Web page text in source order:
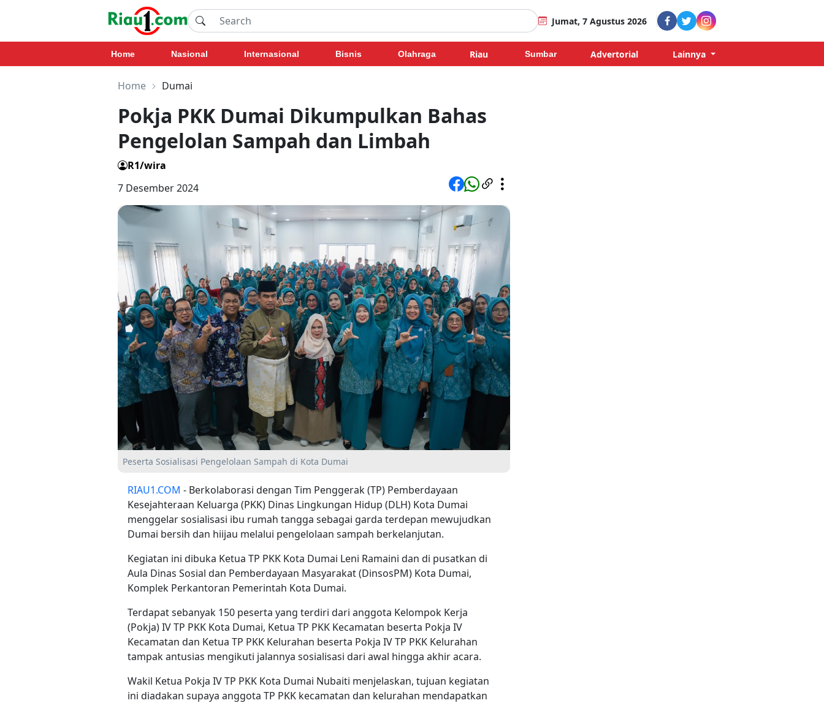
Jumat, 7 Agustus 2026
Home Nasional Internasional Bisnis Olahraga Riau Sumbar Advertorial Lainnya
Home Dumai
Pokja PKK Dumai Dikumpulkan Bahas
Pengelolan Sampah dan Limbah
R1/wira
7 Desember 2024
Peserta Sosialisasi Pengelolaan Sampah di Kota Dumai
RIAU1.COM - Berkolaborasi dengan Tim Penggerak (TP) Pemberdayaan
Kesejahteraan Keluarga (PKK) Dinas Lingkungan Hidup (DLH) Kota Dumai
menggelar sosialisasi ibu rumah tangga sebagai garda terdepan mewujudkan
Dumai bersih dan hiijau melalui pengelolaan sampah berkelanjutan.
Kegiatan ini dibuka Ketua TP PKK Kota Dumai Leni Ramaini dan di pusatkan di
Aula Dinas Sosial dan Pemberdayaan Masyarakat (DinsosPM) Kota Dumai,
Komplek Perkantoran Pemerintah Kota Dumai.
Terdapat sebanyak 150 peserta yang terdiri dari anggota Kelompok Kerja
(Pokja) IV TP PKK Kota Dumai, Ketua TP PKK Kecamatan beserta Pokja IV
Kecamatan dan Ketua TP PKK Kelurahan beserta Pokja IV TP PKK Kelurahan
tampak antusias mengikuti jalannya sosialisasi dari awal hingga akhir acara.
Wakil Ketua Pokja IV TP PKK Kota Dumai Nubaiti menjelaskan, tujuan kegiatan
ini diadakan supaya anggota TP PKK kecamatan dan kelurahan mendapatkan